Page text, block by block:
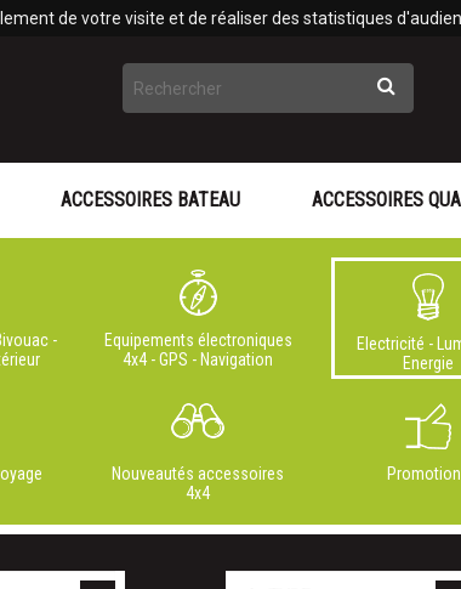
de votre visite et de réaliser des statistiques
-
Equipements électroniques
4x4 - GPS - Navigation
Electricité -
Energie
Nouveautés accessoires
4x4
ACCESSOIRES BATEAU ACCESSOIRES